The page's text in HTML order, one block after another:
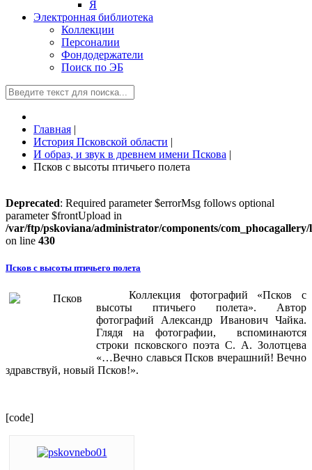
Я
Электронная библиотека
Коллекции
Персоналии
Фондодержатели
Поиск по ЭБ
Главная |
История Псковской области |
И образ, и звук в древнем имени Пскова |
Псков с высоты птичьего полета
Deprecated: Required parameter $errorMsg follows optional
parameter $frontUpload in
/var/ftp/pskoviana/administrator/components/
on line 430
Псков с высоты птичьего полета
Коллекция фотографий «Псков с
высоты птичьего полета». Автор
фотографий Александр Иванович Чайка.
Глядя на фотографии, вспоминаются
строки псковского поэта С. А. Золотцева
«…Вечно славься Псков вчерашний! Вечно
здравствуй, новый Псков!».
[code]